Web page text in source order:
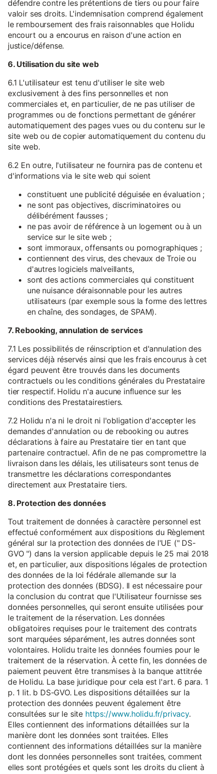
défendre contre les prétentions de tiers ou pour faire
valoir ses droits. L'indemnisation comprend également
le remboursement des frais raisonnables que Holidu
encourt ou a encourus en raison d'une action en
justice/défense.
6. Utilisation du site web
6.1 L'utilisateur est tenu d'utiliser le site web
exclusivement à des fins personnelles et non
commerciales et, en particulier, de ne pas utiliser de
programmes ou de fonctions permettant de générer
automatiquement des pages vues ou du contenu sur le
site web ou de copier automatiquement du contenu du
site web.
6.2 En outre, l'utilisateur ne fournira pas de contenu et
d'informations via le site web qui soient
constituent une publicité déguisée en évaluation ;
ne sont pas objectives, discriminatoires ou
délibérément fausses ;
ne pas avoir de référence à un logement ou à un
service sur le site web ;
sont immoraux, offensants ou pornographiques ;
contiennent des virus, des chevaux de Troie ou
d'autres logiciels malveillants,
sont des actions commerciales qui constituent
une nuisance déraisonnable pour les autres
utilisateurs (par exemple sous la forme des lettres
en chaîne, des sondages, de SPAM).
7. Rebooking, annulation de services
7.1 Les possibilités de réinscription et d'annulation des
services déjà réservés ainsi que les frais encourus à cet
égard peuvent être trouvés dans les documents
contractuels ou les conditions générales du Prestataire
tier respectif. Holidu n'a aucune influence sur les
conditions des Prestatairestiers.
7.2 Holidu n'a ni le droit ni l'obligation d'accepter les
demandes d'annulation ou de rebooking ou autres
déclarations à faire au Prestataire tier en tant que
partenaire contractuel. Afin de ne pas compromettre la
livraison dans les délais, les utilisateurs sont tenus de
transmettre les déclarations correspondantes
directement aux Prestataire tiers.
8. Protection des données
Tout traitement de données à caractère personnel est
effectué conformément aux dispositions du Règlement
général sur la protection des données de l'UE (" DS-
GVO ") dans la version applicable depuis le 25 mai 2018
et, en particulier, aux dispositions légales de protection
des données de la loi fédérale allemande sur la
protection des données (BDSG). Il est nécessaire pour
la conclusion du contrat que l'Utilisateur fournisse ses
données personnelles, qui seront ensuite utilisées pour
le traitement de la réservation. Les données
obligatoires requises pour le traitement des contrats
sont marquées séparément, les autres données sont
volontaires. Holidu traite les données fournies pour le
traitement de la réservation. À cette fin, les données de
paiement peuvent être transmises à la banque attitrée
de Holidu. La base juridique pour cela est l'art. 6 para. 1
p. 1 lit. b DS-GVO. Les dispositions détaillées sur la
protection des données peuvent également être
consultées sur le site https://www.holidu.fr/privacy.
Elles contiennent des informations détaillées sur la
manière dont les données sont traitées. Elles
contiennent des informations détaillées sur la manière
dont les données personnelles sont traitées, comment
elles sont protégées et quels sont les droits du client à